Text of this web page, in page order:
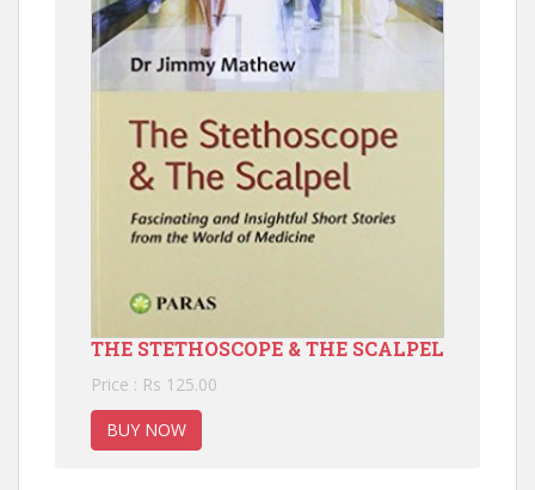
THE STETHOSCOPE & THE SCALPEL
Price : Rs 125.00
BUY NOW